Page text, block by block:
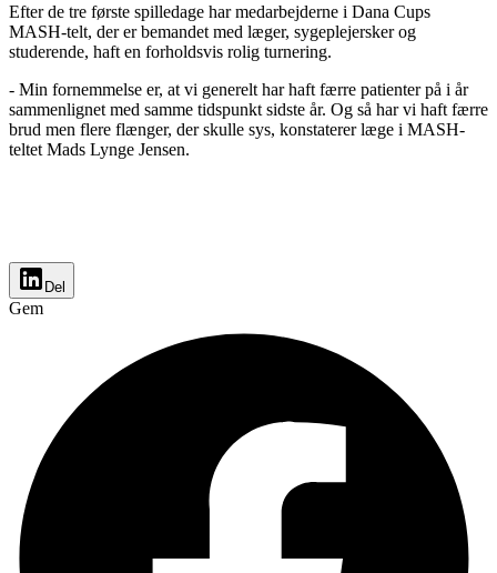
Efter de tre første spilledage har medarbejderne i Dana Cups
MASH-telt, der er bemandet med læger, sygeplejersker og
studerende, haft en forholdsvis rolig turnering.
- Min fornemmelse er, at vi generelt har haft færre patienter på i år
sammenlignet med samme tidspunkt sidste år. Og så har vi haft færre
brud men flere flænger, der skulle sys, konstaterer læge i MASH-
teltet Mads Lynge Jensen.
Del
Gem